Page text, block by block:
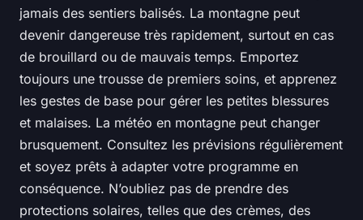
jamais des sentiers balisés. La montagne peut
devenir dangereuse très rapidement, surtout en cas
de brouillard ou de mauvais temps. Emportez
toujours une trousse de premiers soins, et apprenez
les gestes de base pour gérer les petites blessures
et malaises. La météo en montagne peut changer
brusquement. Consultez les prévisions régulièrement
et soyez prêts à adapter votre programme en
conséquence. N’oubliez pas de prendre des
protections solaires, telles que des crèmes, des